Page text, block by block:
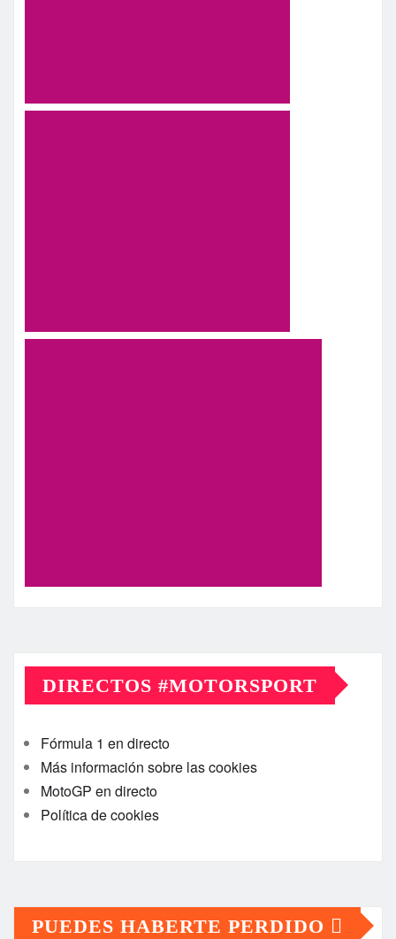
DIRECTOS #MOTORSPORT
Fórmula 1 en directo
Más información sobre las cookies
MotoGP en directo
Política de cookies
PUEDES HABERTE PERDIDO